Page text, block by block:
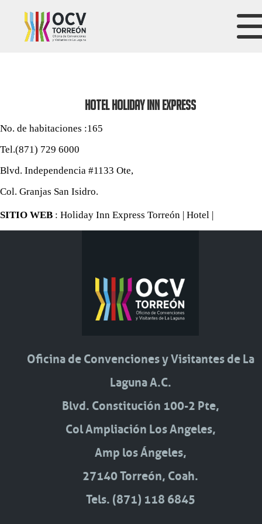
HOTEL HOLIDAY INN EXPRESS
No. de habitaciones :165
Tel.(871) 729 6000
Blvd. Independencia #1133 Ote,
Col. Granjas San Isidro.
SITIO WEB : Holiday Inn Express Torreón | Hotel |
Oficina de Convenciones y Visitantes de La
Laguna A.C.
Blvd. Constitución 100-2 Pte,
Col Ampliación Los Angeles,
Amp los Ángeles,
27140 Torreón, Coah.
Tels. (871) 118 6845